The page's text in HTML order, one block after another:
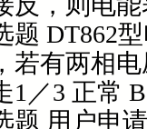
题 DT862
若有两相
1／3 正常 B
题 用户申